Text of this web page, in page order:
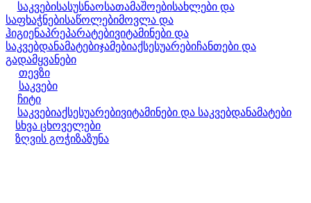
საკვებისასუსნაოსათამაშოებისახლები და
საფხაჭნებისაწოლებიმოვლა და
ჰიგიენაპრეპარატებივიტამინები და
საკვებდანამატებიჯამებიაქსესუარებიჩანთები და
გადამყვანები
თევზი
საკვები
ჩიტი
საკვებიაქსესუარებივიტამინები და საკვებდანამატები
სხვა ცხოველები
ზღვის გოჭიზაზუნა